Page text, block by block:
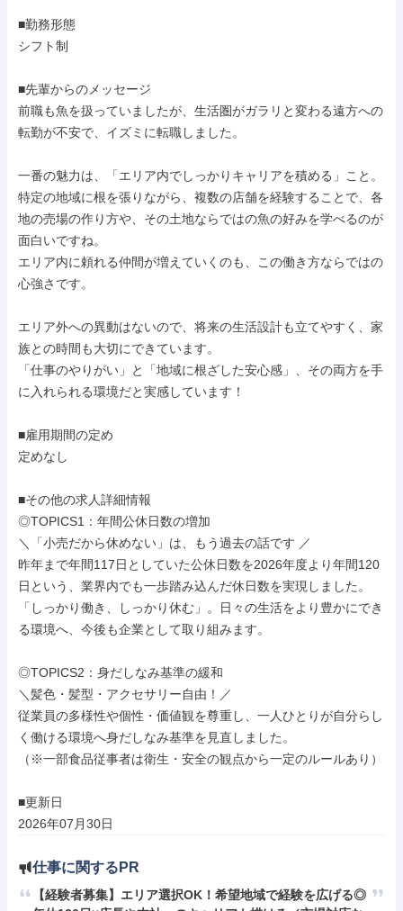
■勤務形態
シフト制
■先輩からのメッセージ
前職も魚を扱っていましたが、生活圏がガラリと変わる遠方への
転勤が不安で、イズミに転職しました。
一番の魅力は、「エリア内でしっかりキャリアを積める」こと。
特定の地域に根を張りながら、複数の店舗を経験することで、各
地の売場の作り方や、その土地ならではの魚の好みを学べるのが
面白いですね。
エリア内に頼れる仲間が増えていくのも、この働き方ならではの
心強さです。
エリア外への異動はないので、将来の生活設計も立てやすく、家
族との時間も大切にできています。
「仕事のやりがい」と「地域に根ざした安心感」、その両方を手
に入れられる環境だと実感しています！
■雇用期間の定め
定めなし
■その他の求人詳細情報
◎TOPICS1：年間公休日数の増加
＼「小売だから休めない」は、もう過去の話です ／
昨年まで年間117日としていた公休日数を2026年度より年間120
日という、業界内でも一歩踏み込んだ休日数を実現しました。
「しっかり働き、しっかり休む」。日々の生活をより豊かにでき
る環境へ、今後も企業として取り組みます。
◎TOPICS2：身だしなみ基準の緩和
＼髪色・髪型・アクセサリー自由！／
従業員の多様性や個性・価値観を尊重し、一人ひとりが自分らし
く働ける環境へ身だしなみ基準を見直しました。
（※一部食品従事者は衛生・安全の観点から一定のルールあり）
■更新日
2026年07月30日
仕事に関するPR
【経験者募集】エリア選択OK！希望地域で経験を広げる◎